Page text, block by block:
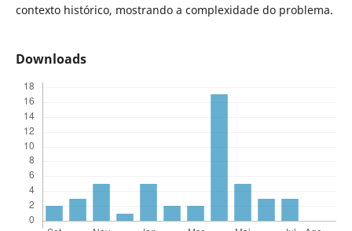
contexto histórico, mostrando a complexidade do problema.
Downloads